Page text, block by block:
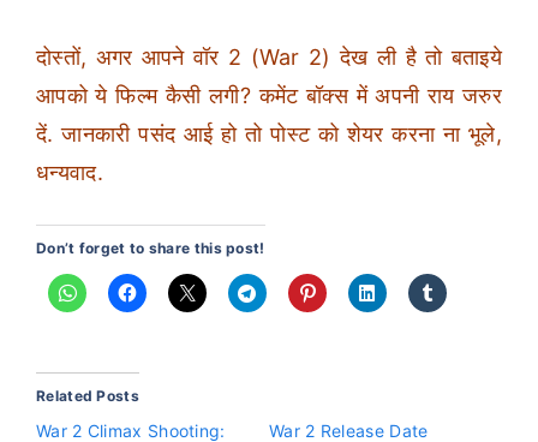
दोस्तों, अगर आपने वॉर 2 (War 2) देख ली है तो बताइये
आपको ये फिल्म कैसी लगी? कमेंट बॉक्स में अपनी राय जरुर
दें. जानकारी पसंद आई हो तो पोस्ट को शेयर करना ना भूले,
धन्यवाद.
Don’t forget to share this post!
Related Posts
War 2 Climax Shooting:
War 2 Release Date